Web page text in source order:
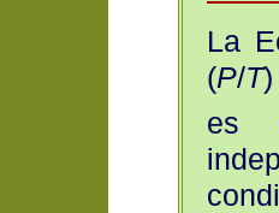
La
(P/T
es